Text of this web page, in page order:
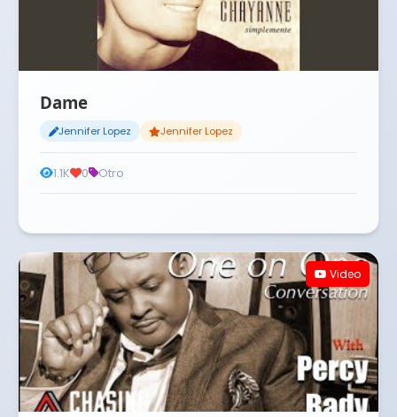
Dame
Jennifer Lopez Jennifer Lopez
1.1K 0 Otro
Video